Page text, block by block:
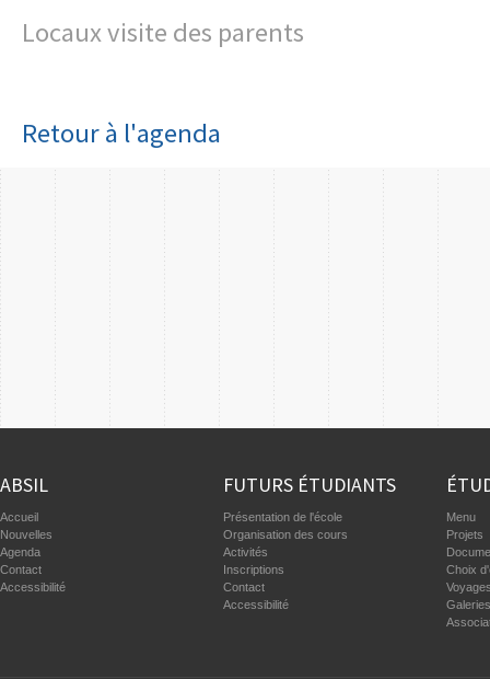
Locaux visite des parents
Retour à l'agenda
ABSIL
Accueil
Nouvelles
Agenda
Contact
Accessibilité
FUTURS ÉTUDIANTS
Présentation de l'école
Organisation des cours
Activités
Inscriptions
Contact
Accessibilité
Menu
Projets
Choix